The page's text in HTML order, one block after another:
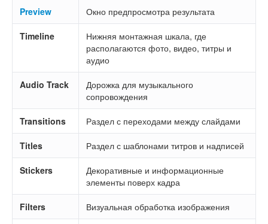
Preview Окно предпросмотра результата
Timeline
Нижняя монтажная шкала, где
располагаются фото, видео, титры и
аудио
Audio Track
Дорожка для музыкального
сопровождения
Transitions Раздел с переходами между слайдами
Titles Раздел с шаблонами титров и надписей
Stickers
Декоративные и информационные
элементы поверх кадра
Filters Визуальная обработка изображения